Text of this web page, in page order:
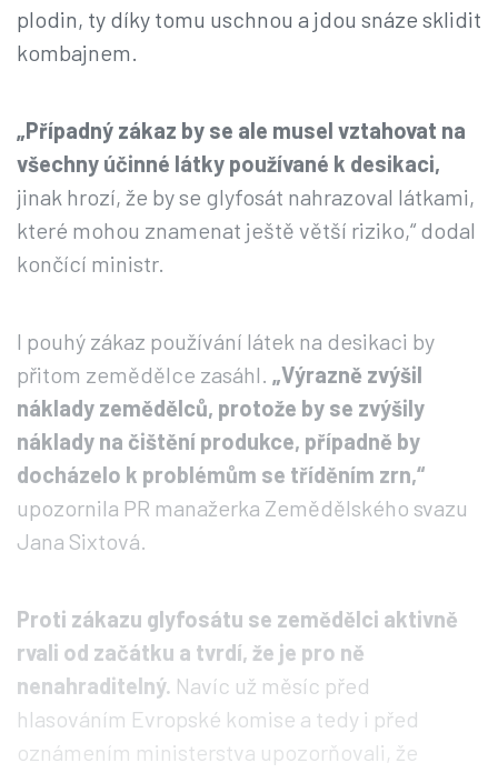
plodin, ty díky tomu uschnou a jdou snáze sklidit
kombajnem.
„Případný zákaz by se ale musel vztahovat na
všechny účinné látky používané k desikaci,
jinak hrozí, že by se glyfosát nahrazoval látkami,
které mohou znamenat ještě větší riziko,“ dodal
končící ministr.
I pouhý zákaz používání látek na desikaci by
přitom zemědělce zasáhl. „Výrazně zvýšil
náklady zemědělců, protože by se zvýšily
náklady na čištění produkce, případně by
docházelo k problémům se tříděním zrn,“
upozornila PR manažerka Zemědělského svazu
Jana Sixtová.
Proti zákazu glyfosátu se zemědělci aktivně
rvali od začátku a tvrdí, že je pro ně
nenahraditelný. Navíc už měsíc před
hlasováním Evropské komise a tedy i před
oznámením ministerstva upozorňovali, že